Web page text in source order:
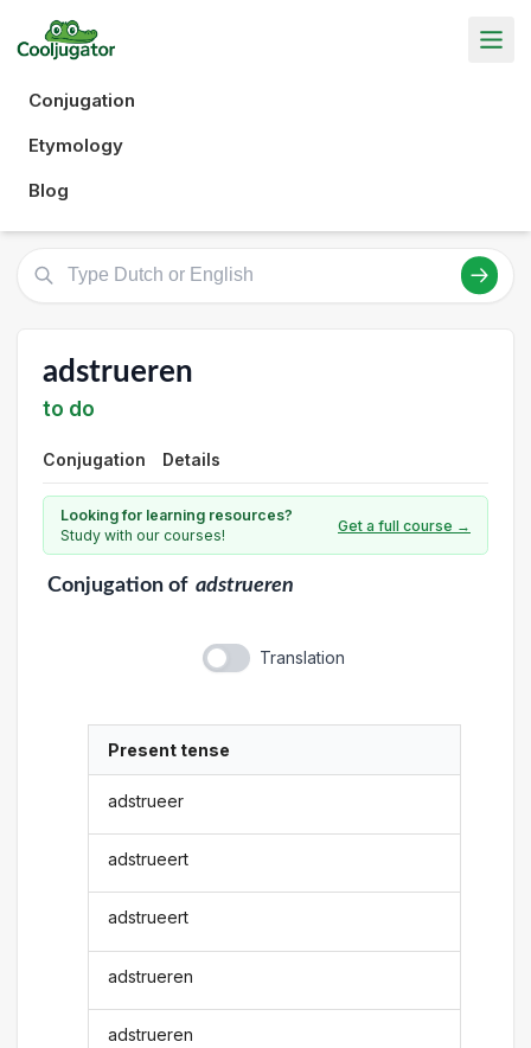
Conjugation
Etymology
Blog
adstrueren
to do
Conjugation Details
Looking for learning resources?
Study with our courses!
Get a full course →
Conjugationof adstrueren
Translation
Present tense
adstrueer
adstrueert
adstrueert
adstrueren
adstrueren